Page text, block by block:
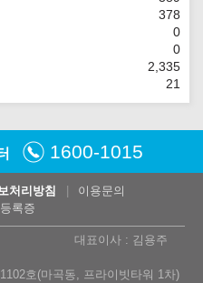
378
0
0
2,335
21
1600-1015
처리방침
이용문의
록증
대표이사 : 김용주
호(마곡동, 프라이빗타워 1차)